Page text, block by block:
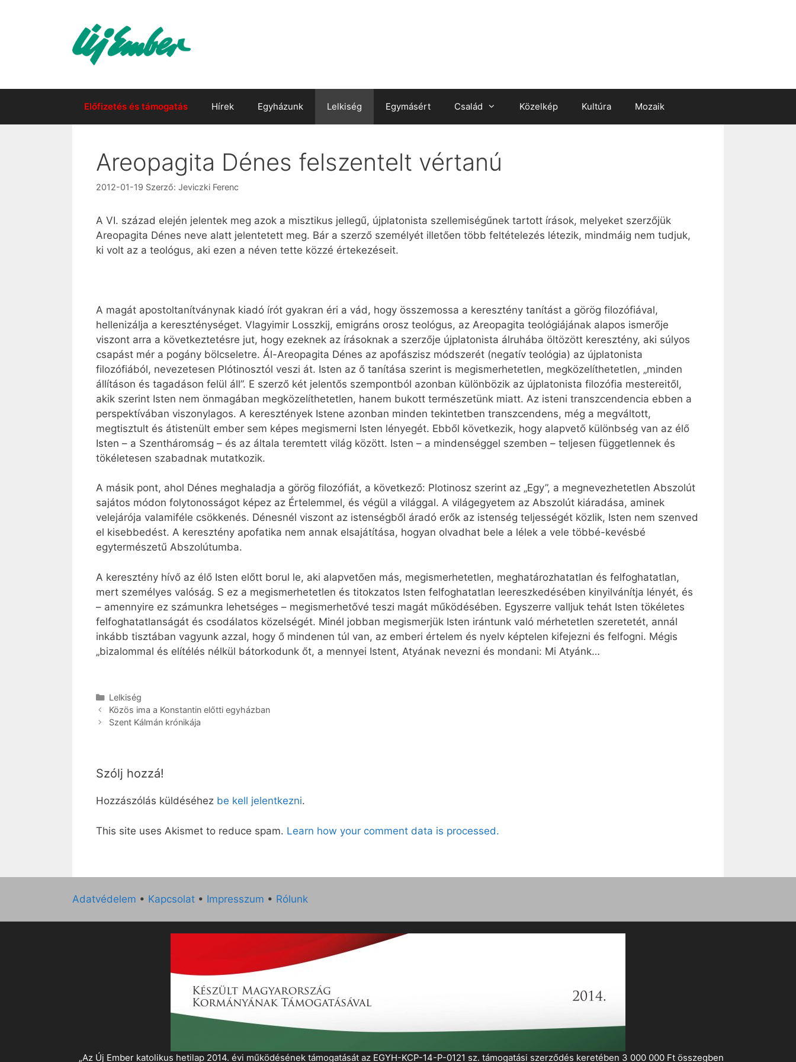
Előfizetés és támogatás Hírek Egyházunk Lelkiség Egymásért Család Közelkép Kultúra Mozaik
Areopagita Dénes felszentelt vértanú
2012-01-19 Szerző: Jeviczki Ferenc
A VI. század elején jelentek meg azok a misztikus jellegű, újplatonista szellemiségűnek tartott írások, melyeket szerzőjük
Areopagita Dénes neve alatt jelentetett meg. Bár a szerző személyét illetően több feltételezés létezik, mindmáig nem tudjuk,
ki volt az a teológus, aki ezen a néven tette közzé értekezéseit.
A magát apostoltanítványnak kiadó írót gyakran éri a vád, hogy összemossa a keresztény tanítást a görög filozófiával,
hellenizálja a kereszténységet. Vlagyimir Losszkij, emigráns orosz teológus, az Areopagita teológiájának alapos ismerője
viszont arra a következtetésre jut, hogy ezeknek az írásoknak a szerzője újplatonista álruhába öltözött keresztény, aki súlyos
csapást mér a pogány bölcseletre. Ál-Areopagita Dénes az apofászisz módszerét (negatív teológia) az újplatonista
filozófiából, nevezetesen Plótinosztól veszi át. Isten az ő tanítása szerint is megismerhetetlen, megközelíthetetlen, „minden
állításon és tagadáson felül áll”. E szerző két jelentős szempontból azonban különbözik az újplatonista filozófia mestereitől,
akik szerint Isten nem önmagában megközelíthetetlen, hanem bukott természetünk miatt. Az isteni transzcendencia ebben a
perspektívában viszonylagos. A keresztények Istene azonban minden tekintetben transzcendens, még a megváltott,
megtisztult és átistenült ember sem képes megismerni Isten lényegét. Ebből következik, hogy alapvető különbség van az élő
Isten – a Szentháromság – és az általa teremtett világ között. Isten – a mindenséggel szemben – teljesen függetlennek és
tökéletesen szabadnak mutatkozik.
A másik pont, ahol Dénes meghaladja a görög filozófiát, a következő: Plotinosz szerint az „Egy”, a megnevezhetetlen Abszolút
sajátos módon folytonosságot képez az Értelemmel, és végül a világgal. A világegyetem az Abszolút kiáradása, aminek
velejárója valamiféle csökkenés. Dénesnél viszont az istenségből áradó erők az istenség teljességét közlik, Isten nem szenved
el kisebbedést. A keresztény apofatika nem annak elsajátítása, hogyan olvadhat bele a lélek a vele többé-kevésbé
egytermészetű Abszolútumba.
A keresztény hívő az élő Isten előtt borul le, aki alapvetően más, megismerhetetlen, meghatározhatatlan és felfoghatatlan,
mert személyes valóság. S ez a megismerhetetlen és titokzatos Isten felfoghatatlan leereszkedésében kinyilvánítja lényét, és
– amennyire ez számunkra lehetséges – megismerhetővé teszi magát működésében. Egyszerre valljuk tehát Isten tökéletes
felfoghatatlanságát és csodálatos közelségét. Minél jobban megismerjük Isten irántunk való mérhetetlen szeretetét, annál
inkább tisztában vagyunk azzal, hogy ő mindenen túl van, az emberi értelem és nyelv képtelen kifejezni és felfogni. Mégis
„bizalommal és elítélés nélkül bátorkodunk őt, a mennyei Istent, Atyának nevezni és mondani: Mi Atyánk…
Kategória
Lelkiség
Közös ima a Konstantin előtti egyházban
Szent Kálmán krónikája
Szólj hozzá!
Hozzászólás küldéséhez be kell jelentkezni.
This site uses Akismet to reduce spam. Learn how your comment data is processed.
Adatvédelem • Kapcsolat • Impresszum • Rólunk
„Az Új Ember katolikus hetilap 2014. évi működésének támogatását az EGYH-KCP-14-P-0121 sz. támogatási szerződés keretében 3 000 000 Ft összegben